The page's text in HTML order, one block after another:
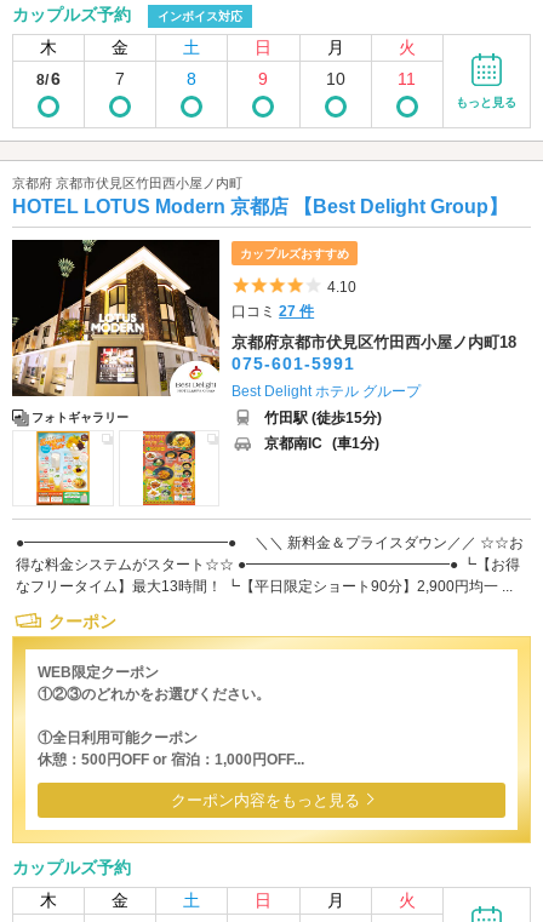
カップルズ予約 インボイス対応
木 金 土 日 月 火
8/6 7 8 9 10 11
もっと見る
京都府 京都市伏見区竹田西小屋ノ内町
HOTEL LOTUS Modern 京都店 【Best Delight Group】
フォトギャラリー
カップルズおすすめ
5つ星のうち4
4.10
口コミ27 件
京都府京都市伏見区竹田西小屋ノ内町18
075-601-5991
Best Delight ホテル グループ
竹田駅 (徒歩15分)
京都南IC (車1分)
●━━━━━━━━━━━━━━● ＼＼ 新料金＆プライスダウン／／ ☆☆お
得な料金システムがスタート☆☆ ●━━━━━━━━━━━━━━● ┗【お得
なフリータイム】最大13時間！ ┗【平日限定ショート90分】2,900円均一 ...
クーポン
WEB限定クーポン
①②③のどれかをお選びください。
①全日利用可能クーポン
休憩：500円OFF or 宿泊：1,000円OFF...
クーポン内容をもっと見る
カップルズ予約
木
金 土 日 月
火